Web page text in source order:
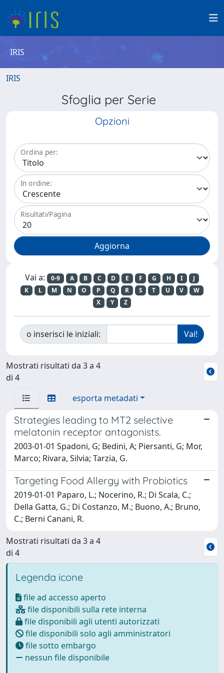
IRIS
IRIS
Sfoglia per Serie
Opzioni
Ordina per:
In ordine:
Risultati/Pagina
Vai a: 0-9 A B C D E F G H I
J
K
L M N O P Q R S T U V
W
X
Y Z
o inserisci le iniziali:
Mostrati risultati da 3 a 4
di 4
esporta metadati
Strategies leading to MT2 selective
melatonin receptor antagonists.
2003-01-01 Spadoni, G; Bedini, A; Piersanti, G; Mor,
Marco; Rivara, Silvia; Tarzia, G.
Targeting Food Allergy with Probiotics
2019-01-01 Paparo, L.; Nocerino, R.; Di Scala, C.;
Della Gatta, G.; Di Costanzo, M.; Buono, A.; Bruno,
C.; Berni Canani, R.
Mostrati risultati da 3 a 4
di 4
Legenda icone
file ad accesso aperto
file disponibili sulla rete interna
file disponibili agli utenti autorizzati
file disponibili solo agli amministratori
file sotto embargo
nessun file disponibile